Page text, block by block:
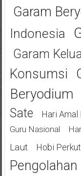
Garam
Indonesia
Garam
Konsumsi
Beryodium
Sate
Hari Amal
Guru Nasional
Laut
Hobi
Pengolahan